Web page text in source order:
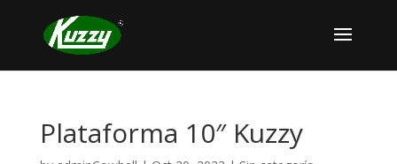
Plataforma 10″ Kuzzy